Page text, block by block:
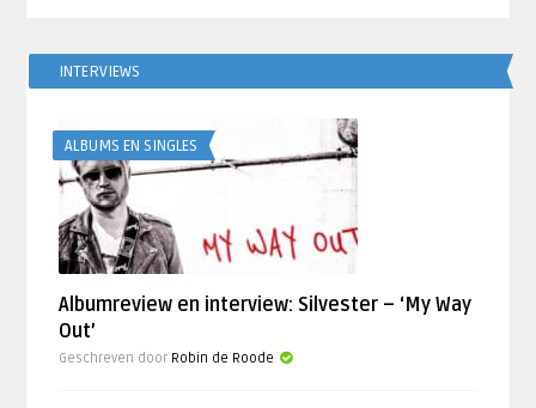
INTERVIEWS
ALBUMS EN SINGLES
Albumreview en interview: Silvester – ‘My Way
Out’
Geschreven door Robin de Roode